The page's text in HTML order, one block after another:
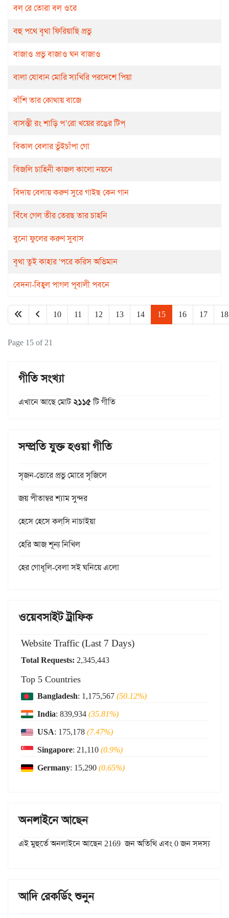
বল্ রে তোরা বল্ ওরে
বহু পথে বৃথা ফিরিয়াছি প্রভু
বাজাও প্রভু বাজাও ঘন বাজাও
বালা যোবান মোরি স্যখিরি পরদেশে পিয়া
বাঁশি তার কোথায় বাজে
বাসন্তী রং শাড়ি প’রো খয়ের রঙের টিপ্‌
বিকাল বেলার ভুঁইচাঁপা গো
বিজলি চাহিনী কাজল কালো নয়নে
বিদায় বেলায় করুণ সুরে গাইছ কেন গান
বিঁধে গেল তীর তেরছ তার চাহনি
বুনো ফুলের করুণ সুবাস
বৃথা তুই কাহার 'পরে করিস অভিমান
বেদনা-বিহ্বল পাগল পূবালী পবনে
10 11 12 13 14 15 16 17 18
Page 15 of 21
গীতি সংখ্যা
এখানে আছে মোট২১১৫টি গীতি
সম্প্রতি যুক্ত হওয়া গীতি
সৃজন-ভোরে প্রভু মোরে সৃজিলে
জয় পীতাম্বর শ্যাম সুন্দর
হেসে হেসে কল্‌সি নাচাইয়া
হেরি আজ শূন্য নিখিল
হের গোধূলি-বেলা সই ঘনিয়ে এলো
ওয়েবসাইট ট্রাফিক
Website Traffic (Last 7 Days)
Total Requests: 2,345,443
Top 5 Countries
Bangladesh: 1,175,567(50.12%)
India: 839,934(35.81%)
USA: 175,178(7.47%)
Singapore: 21,110(0.9%)
Germany: 15,290(0.65%)
অনলাইনে আছেন
এই মুহুর্তে অনলাইনে আছেন 2169 জন অতিথি এবং 0 জন সদস্য
আদি রেকর্ডিং শুনুন